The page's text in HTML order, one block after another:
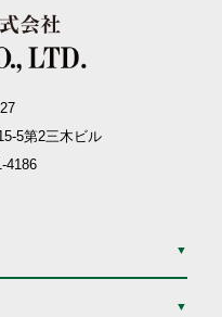
5第2三木ビル
4186
▼
▼